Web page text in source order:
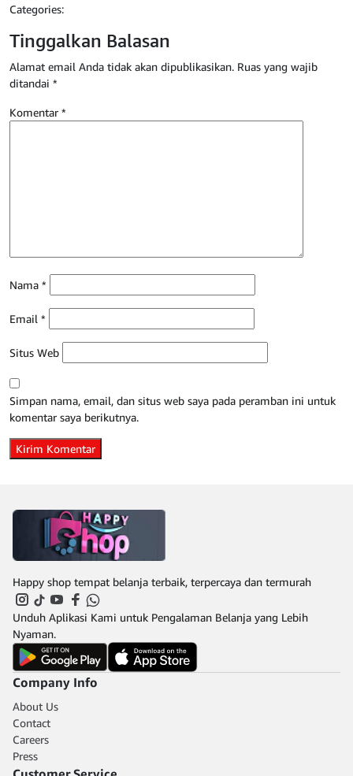
Categories:
Tinggalkan Balasan
Alamat email Anda tidak akan dipublikasikan. Ruas yang wajib
ditandai *
Komentar *
Nama *
Email *
Situs Web
Simpan nama, email, dan situs web saya pada peramban ini untuk
komentar saya berikutnya.
Happy shop tempat belanja terbaik, terpercaya dan termurah
Unduh Aplikasi Kami untuk Pengalaman Belanja yang Lebih
Nyaman.
Company Info
About Us
Contact
Careers
Press